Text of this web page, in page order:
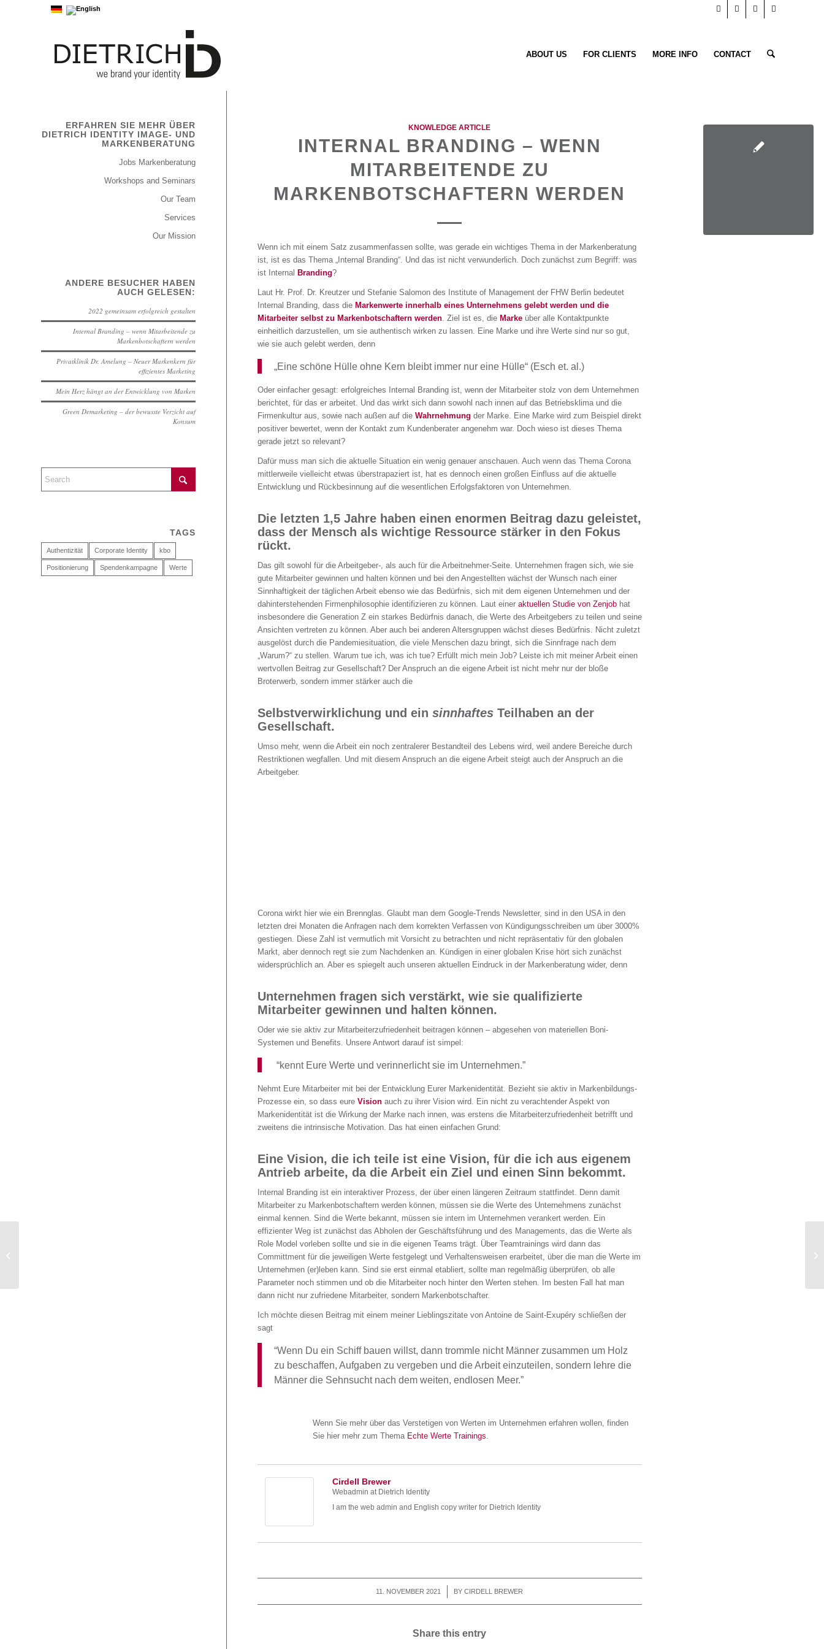
ABOUT US FOR CLIENTS MORE INFO CONTACT
KNOWLEDGE ARTICLE
INTERNAL BRANDING – WENN
MITARBEITENDE ZU
MARKENBOTSCHAFTERN WERDEN
Wenn ich mit einem Satz zusammenfassen sollte, was gerade ein wichtiges Thema in der Markenberatung
ist, ist es das Thema „Internal Branding“. Und das ist nicht verwunderlich. Doch zunächst zum Begriff: was
ist Internal Branding?
Laut Hr. Prof. Dr. Kreutzer und Stefanie Salomon des Institute of Management der FHW Berlin bedeutet
Internal Branding, dass die Markenwerteinnerhalb eines Unternehmens gelebt werden und die
Mitarbeiter selbst zu Markenbotschaftern werden. Ziel ist es, die Markeüber alle Kontaktpunkte
einheitlich darzustellen, um sie authentisch wirken zu lassen. Eine Marke und ihre Werte sind nur so gut,
wie sie auch gelebt werden, denn
„Eine schöne Hülle ohne Kern bleibt immer nur eine Hülle“ (Esch et. al.)
Oder einfacher gesagt: erfolgreiches Internal Branding ist, wenn der Mitarbeiter stolz von dem Unternehmen
berichtet, für das er arbeitet. Und das wirkt sich dann sowohl nach innen auf das Betriebsklima und die
Firmenkultur aus, sowie nach außen auf die Wahrnehmung der Marke. Eine Marke wird zum Beispiel direkt
positiver bewertet, wenn der Kontakt zum Kundenberater angenehm war. Doch wieso ist dieses Thema
gerade jetzt so relevant?
Dafür muss man sich die aktuelle Situation ein wenig genauer anschauen. Auch wenn das Thema Corona
mittlerweile vielleicht etwas überstrapaziert ist, hat es dennoch einen großen Einfluss auf die aktuelle
Entwicklung und Rückbesinnung auf die wesentlichen Erfolgsfaktoren von Unternehmen.
Die letzten 1,5 Jahre haben einen enormen Beitrag dazu geleistet,
dass der Mensch als wichtige Ressource stärker in den Fokus
rückt.
Das gilt sowohl für die Arbeitgeber-, als auch für die Arbeitnehmer-Seite. Unternehmen fragen sich, wie sie
gute Mitarbeiter gewinnen und halten können und bei den Angestellten wächst der Wunsch nach einer
Sinnhaftigkeit der täglichen Arbeit ebenso wie das Bedürfnis, sich mit dem eigenen Unternehmen und der
dahinterstehenden Firmenphilosophie identifizieren zu können. Laut einer aktuellen Studie von Zenjobhat
insbesondere die Generation Z ein starkes Bedürfnis danach, die Werte des Arbeitgebers zu teilen und seine
Ansichten vertreten zu können. Aber auch bei anderen Altersgruppen wächst dieses Bedürfnis. Nicht zuletzt
ausgelöst durch die Pandemiesituation, die viele Menschen dazu bringt, sich die Sinnfrage nach dem
„Warum?“ zu stellen. Warum tue ich, was ich tue? Erfüllt mich mein Job? Leiste ich mit meiner Arbeit einen
wertvollen Beitrag zur Gesellschaft? Der Anspruch an die eigene Arbeit ist nicht mehr nur der bloße
Broterwerb, sondern immer stärker auch die
Selbstverwirklichung und ein sinnhaftesTeilhaben an der
Gesellschaft.
Umso mehr, wenn die Arbeit ein noch zentralerer Bestandteil des Lebens wird, weil andere Bereiche durch
Restriktionen wegfallen. Und mit diesem Anspruch an die eigene Arbeit steigt auch der Anspruch an die
Arbeitgeber.
Corona wirkt hier wie ein Brennglas. Glaubt man dem Google-Trends Newsletter, sind in den USA in den
letzten drei Monaten die Anfragen nach dem korrekten Verfassen von Kündigungsschreiben um über 3000%
gestiegen. Diese Zahl ist vermutlich mit Vorsicht zu betrachten und nicht repräsentativ für den globalen
Markt, aber dennoch regt sie zum Nachdenken an. Kündigen in einer globalen Krise hört sich zunächst
widersprüchlich an. Aber es spiegelt auch unseren aktuellen Eindruck in der Markenberatung wider, denn
Unternehmen fragen sich verstärkt, wie sie qualifizierte
Mitarbeiter gewinnen und halten können.
Oder wie sie aktiv zur Mitarbeiterzufriedenheit beitragen können – abgesehen von materiellen Boni-
Systemen und Benefits. Unsere Antwort darauf ist simpel:
“kennt Eure Werte und verinnerlicht sie im Unternehmen.”
Nehmt Eure Mitarbeiter mit bei der Entwicklung Eurer Markenidentität. Bezieht sie aktiv in Markenbildungs-
Prozesse ein, so dass eure Visionauch zu ihrer Vision wird. Ein nicht zu verachtender Aspekt von
Markenidentität ist die Wirkung der Marke nach innen, was erstens die Mitarbeiterzufriedenheit betrifft und
zweitens die intrinsische Motivation. Das hat einen einfachen Grund:
Eine Vision, die ich teile ist eine Vision, für die ich aus eigenem
Antrieb arbeite, da die Arbeit ein Ziel und einen Sinn bekommt.
Internal Branding ist ein interaktiver Prozess, der über einen längeren Zeitraum stattfindet. Denn damit
Mitarbeiter zu Markenbotschaftern werden können, müssen sie die Werte des Unternehmens zunächst
einmal kennen. Sind die Werte bekannt, müssen sie intern im Unternehmen verankert werden. Ein
effizienter Weg ist zunächst das Abholen der Geschäftsführung und des Managements, das die Werte als
Role Model vorleben sollte und sie in die eigenen Teams trägt. Über Teamtrainings wird dann das
Committment für die jeweiligen Werte festgelegt und Verhaltensweisen erarbeitet, über die man die Werte im
Unternehmen (er)leben kann. Sind sie erst einmal etabliert, sollte man regelmäßig überprüfen, ob alle
Parameter noch stimmen und ob die Mitarbeiter noch hinter den Werten stehen. Im besten Fall hat man
dann nicht nur zufriedene Mitarbeiter, sondern Markenbotschafter.
Ich möchte diesen Beitrag mit einem meiner Lieblingszitate von Antoine de Saint-Exupéry schließen der
sagt
“Wenn Du ein Schiff bauen willst, dann trommle nicht Männer zusammen um Holz
zu beschaffen, Aufgaben zu vergeben und die Arbeit einzuteilen, sondern lehre die
Männer die Sehnsucht nach dem weiten, endlosen Meer.”
Wenn Sie mehr über das Verstetigen von Werten im Unternehmen erfahren wollen, finden
Sie hier mehr zum Thema Echte Werte Trainings
Cirdell Brewer
Webadmin at Dietrich Identity
I am the web admin and English copy writer for Dietrich Identity
11. NOVEMBER 2021
/ BYCIRDELL BREWER
Share this entry
ERFAHREN SIE MEHR ÜBER
DIETRICH IDENTITY IMAGE- UND
MARKENBERATUNG
Jobs Markenberatung
Workshops and Seminars
Our Team
Services
Our Mission
ANDERE BESUCHER HABEN
AUCH GELESEN:
2022 gemeinsam erfolgreich gestalten
Internal Branding – wenn Mitarbeitende zu
Markenbotschaftern werden
Privatklinik Dr. Amelung – Neuer Markenkern für
effizientes Marketing
Mein Herz hängt an der Entwicklung von Marken
Green Demarketing – der bewusste Verzicht auf
Konsum
TAGS
Authentizität Corporate Identity kbo
Positionierung Spendenkampagne Werte